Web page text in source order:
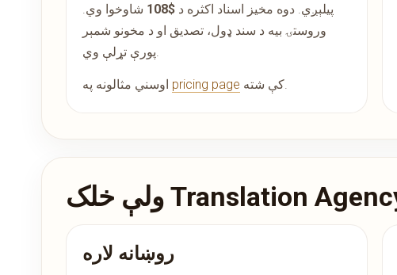
پیلېږي. دوه مخیز اسناد اکثره د $108
شاوخوا وي.
وروستۍ بیه د سند ډول، تصدیق او د مخونو شمېر
پورې تړلې وي.
pricing page کې شته.
روښانه لاره